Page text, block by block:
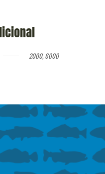
2000, 6000